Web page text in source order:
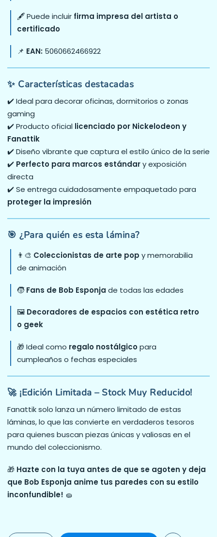
🖋️ Puede incluir firma impresa del artista o
certificado
📌 EAN: 5060662466922
✨ Características destacadas
✔️ Ideal para decorar oficinas, dormitorios o zonas
gaming
✔️ Producto oficial licenciado por Nickelodeon y
Fanattik
✔️ Diseño vibrante que captura el estilo único de la serie
✔️ Perfecto para marcos estándary exposición
directa
✔️ Se entrega cuidadosamente empaquetado para
proteger la impresión
🎯 ¿Para quién es esta lámina?
👨‍🎨 Coleccionistas de arte pop y memorabilia
de animación
🧒 Fans de Bob Esponja de todas las edades
🖼️ Decoradores de espacios con estética retro
o geek
🎁 Ideal como regalo nostálgicopara
cumpleaños o fechas especiales
🚀 ¡Edición Limitada – Stock Muy Reducido!
Fanattik solo lanza un número limitado de estas
láminas, lo que las convierte en verdaderos tesoros
para quienes buscan piezas únicas y valiosas en el
mundo del coleccionismo.
🎁 Hazte con la tuya antes de que se agoten y deja
que Bob Esponja anime tus paredes con su estilo
inconfundible! 🧽